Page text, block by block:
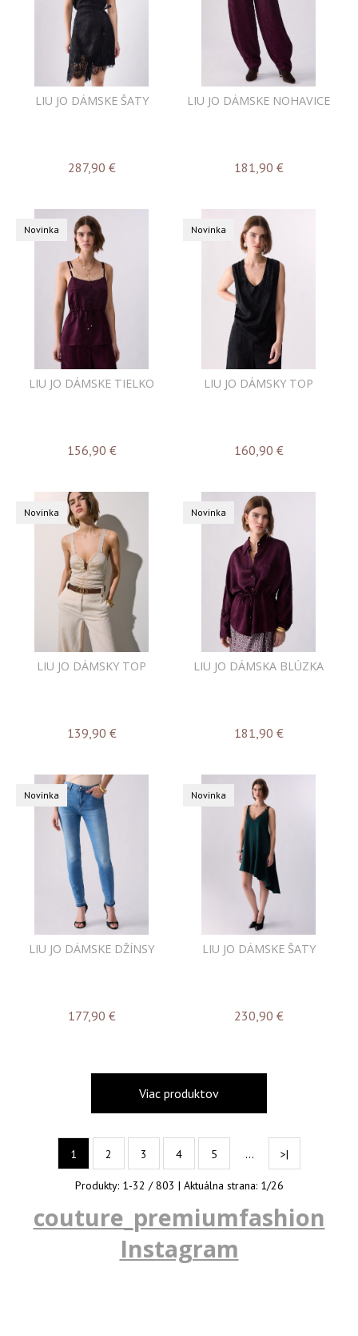
LIU JO DÁMSKE ŠATY
287,90 €
LIU JO DÁMSKE NOHAVICE
181,90 €
Novinka
LIU JO DÁMSKE TIELKO
156,90 €
Novinka
LIU JO DÁMSKY TOP
160,90 €
Novinka
LIU JO DÁMSKY TOP
139,90 €
Novinka
LIU JO DÁMSKA BLÚZKA
181,90 €
Novinka
LIU JO DÁMSKE DŽÍNSY
177,90 €
Novinka
LIU JO DÁMSKE ŠATY
230,90 €
Viac produktov
1 2 3 4 5 … >|
Produkty: 1-32 /803 | Aktuálna strana: 1/26
couture_premiumfashion
Instagram